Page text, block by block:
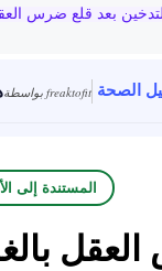
بعد قلع ضرس
بواسطة freaktofit الصحة
✓ المستندة إلى